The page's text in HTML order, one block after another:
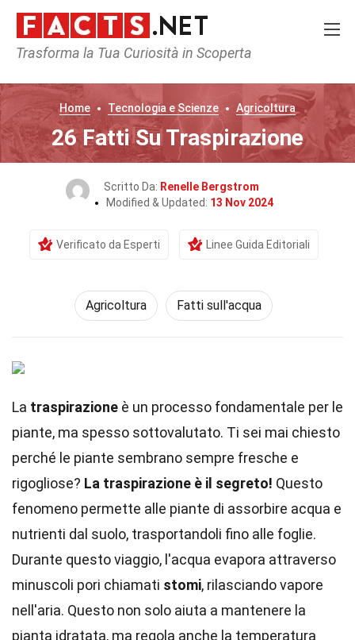
Trasforma la Tua Curiosità in Scoperta
Home Tecnologia e Scienze Agricoltura
26 Fatti Su Traspirazione
Scritto Da: Renelle Bergstrom
Modified & Updated: 13 Nov 2024
Verificato da Esperti Linee Guida Editoriali
Agricoltura Fatti sull'acqua
La traspirazione è un processo fondamentale per le
piante, ma spesso sottovalutato. Ti sei mai chiesto
perché le piante sembrano sempre fresche e
rigogliose? La traspirazione è il segreto! Questo
fenomeno permette alle piante di assorbire acqua e
nutrienti dal suolo, trasportandoli fino alle foglie.
Durante questo viaggio, l'acqua evapora attraverso
minuscoli pori chiamati stomi, rilasciando vapore
nell'aria. Questo non solo aiuta a mantenere la
pianta idratata, ma regola anche la temperatura